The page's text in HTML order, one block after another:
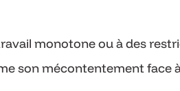
monotone ou à des
son mécontentement face